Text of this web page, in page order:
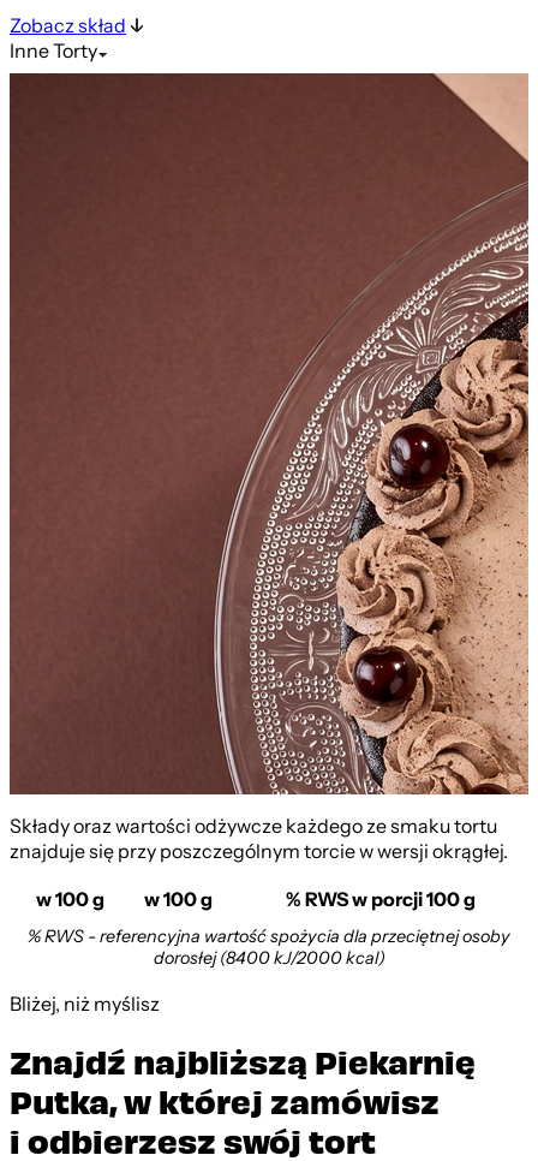
Zobacz skład
InneTorty
Składy oraz wartości odżywcze każdego ze smaku tortu
znajduje się przy poszczególnym torcie w wersji okrągłej.
w 100 g
w 100 g % RWS w porcji 100 g
% RWS - referencyjna wartość spożycia dla przeciętnej osoby
dorosłej (8400 kJ/2000 kcal)
Bliżej, niż myślisz
Znajdź najbliższą Piekarnię
Putka, w której zamówisz
i odbierzesz swój tort